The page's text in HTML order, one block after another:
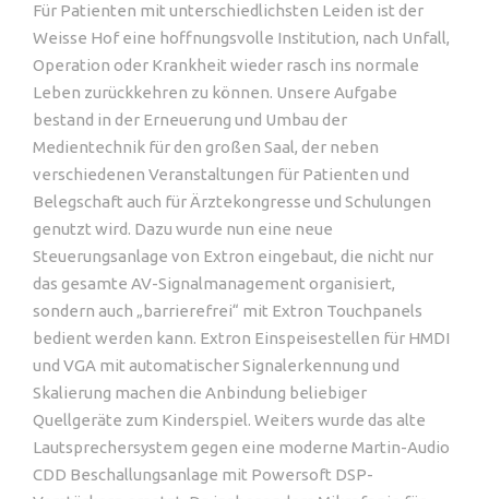
Für Patienten mit unterschiedlichsten Leiden ist der
Weisse Hof eine hoffnungsvolle Institution, nach Unfall,
Operation oder Krankheit wieder rasch ins normale
Leben zurückkehren zu können. Unsere Aufgabe
bestand in der Erneuerung und Umbau der
Medientechnik für den großen Saal, der neben
verschiedenen Veranstaltungen für Patienten und
Belegschaft auch für Ärztekongresse und Schulungen
genutzt wird. Dazu wurde nun eine neue
Steuerungsanlage von Extron eingebaut, die nicht nur
das gesamte AV-Signalmanagement organisiert,
sondern auch „barrierefrei“ mit Extron Touchpanels
bedient werden kann. Extron Einspeisestellen für HMDI
und VGA mit automatischer Signalerkennung und
Skalierung machen die Anbindung beliebiger
Quellgeräte zum Kinderspiel. Weiters wurde das alte
Lautsprechersystem gegen eine moderne Martin-Audio
CDD Beschallungsanlage mit Powersoft DSP-